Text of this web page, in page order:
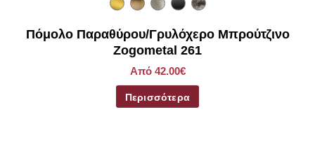
Πόμολο Παραθύρου/Γρυλόχερο Μπρούτζινο
Zogometal 261
Από 42.00€
Περισσότερα